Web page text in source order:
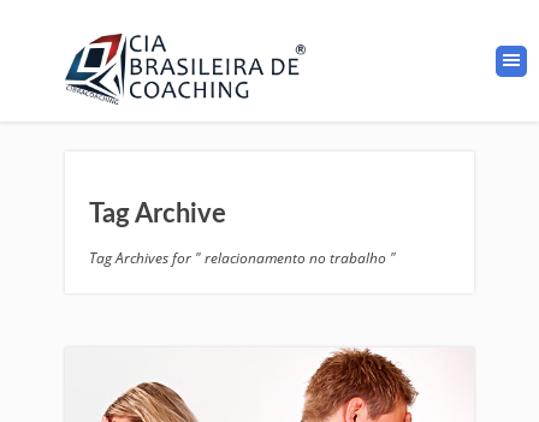
Tag Archive
Tag Archives for " relacionamento no trabalho "